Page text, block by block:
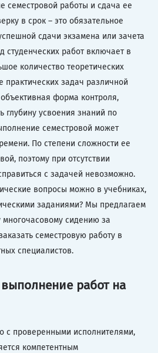
семестровой работы и сдача ее
в срок – это обязательное
сдачи экзамена или зачета
студенческих работ включает в
количество теоретических
практических задач различной
форма контроля,
глубину усвоения знаний по
семестровой может
По степени сложности ее
поэтому при отсутствии
с задачей невозможно.
вопросы можно в учебниках,
заданиями? Мы предлагаем
многочасовому сидению за
семестровую работу в
специалистов.
работ на
с проверенными исполнителями,
компетентным